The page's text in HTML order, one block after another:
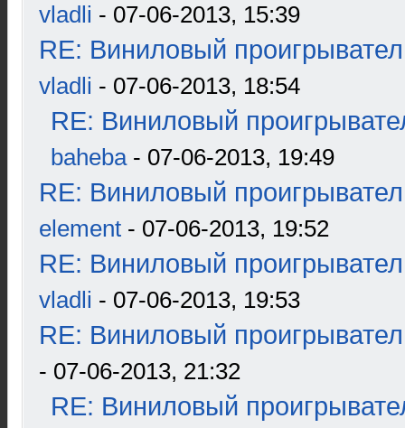
vladli - 07-06-2013, 15:39
RE: Виниловый
vladli - 07-06-2013, 18:54
RE: Виниловый
baheba- 07-06-2013, 19:49
RE: Виниловый
element - 07-06-2013, 19:52
RE: Виниловый
vladli - 07-06-2013, 19:53
RE: Виниловый
- 07-06-2013, 21:32
RE: Виниловый